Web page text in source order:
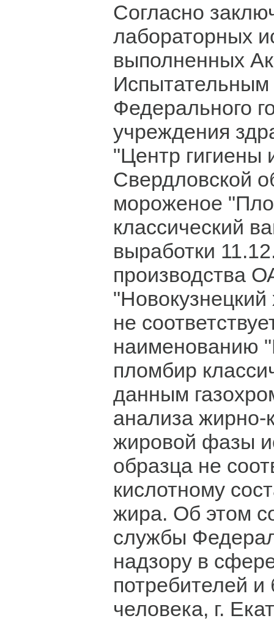
Согласно
лабораторных
выполненных
Федерального
учреждения
"Центр гигиены
Свердловской
мороженое
классический
выработки
производства
не
наименованию
пломбир
данным
анализа жирно-
жировой фазы
образца не
кислотному
жира. Об этом
службы
надзору в
потребителей и
человека, г.